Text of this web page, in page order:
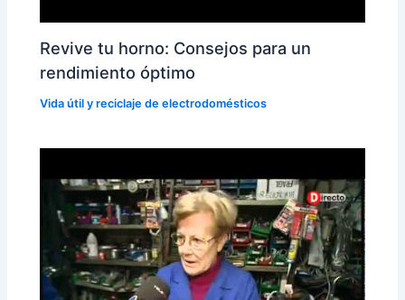
Revive tu horno: Consejos para un
rendimiento óptimo
Vida útil y reciclaje de electrodomésticos